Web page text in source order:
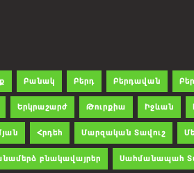
Բանակ Բերդ Բերդավան
Երկրաշարժ Թուրքիա Իջևան
Հրդեհ Մարզական Տավուշ
բնակավայրեր Սահմանապահ